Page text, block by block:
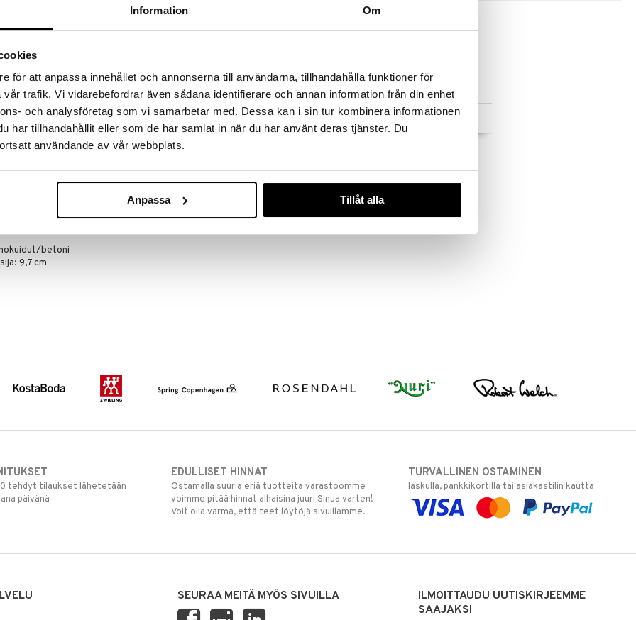
Information Om
för att anpassa innehållet och annonserna till användarna, tillhandahålla funktioner för
trafik. Vi vidarebefordrar även sådana identifierare och annan information från din enhet
och analysföretag som vi samarbetar med. Dessa kan i sin tur kombinera informationen
har tillhandahållit eller som de har samlat in när du har använt deras tjänster. Du
användande av vår webbplats.
Anpassa Tillåt alla
tehdä löytöjä suuresta ALEstamme. Juuri
suuren valikoiman jännittäviä tuotteita
31.8.2026 asti mutta ole nopea -
voivat päästä loppumaan!
ale-löydöt »
on öljyttyä koivua ja keinoharjaksia, kuppi on
aineita, jotka ovat ympäristölle haitallisia. Huomioi,
kanssa, puhdista vessanpönttö, ravista
takaisin kuppiinsa. Täyttöpakkaus on ostettavissa
betoni
9,7 cm
IRIS HANTVERK
Saatavana useana
METTE DITMER
tehdyt tilaukset lähetetään
päivänä
EDULLISET HINNAT
Ostamalla suuria eriä tuotteita varastoomme
voimme pitää hinnat alhaisina juuri Sinua varten!
Voit olla varma, että teet löytöjä sivuillamme.
TURVALLINEN OSTAMINEN
laskulla, pankkikortilla tai asiakastilin kautta
SEURAA MEITÄ MYÖS SIVUILLA
ILMOITTAUDU UUTISKIRJEEMME
SAAJAKSI